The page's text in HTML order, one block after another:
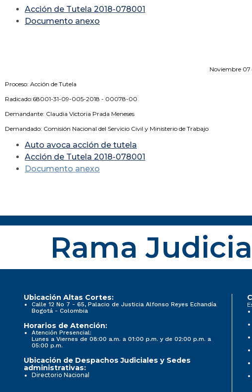
Acción de Tutela 2018-078001
Documento anexo
Noviembre 07 de
Proceso: Acción de Tutela
Radicado:68001-31-09-005-2018 - 00078-00
Demandante: Claudia Victoria Prada Meneses
Demandado: Comisión Nacional del Servicio Civil y Ministerio de Trabajo
Auto avoca acción de tutela
Acción de Tutela 2018-078001
Documento anexo
Rama
Ubicación Altas Cortes:
Calle 12 No 7 - 65, Palacio de Justicia Alfonso Reyes Echandía
Bogotá - Colombia
Horarios de Atención:
Atención Presencial:
Lunes a Viernes de 08:00 a.m. a 01:00 p.m. y de 02:00 p.m. a
05:00 p.m.
Ubicación de Despachos Judiciales y Sedes
administrativas:
Directorio Nacional